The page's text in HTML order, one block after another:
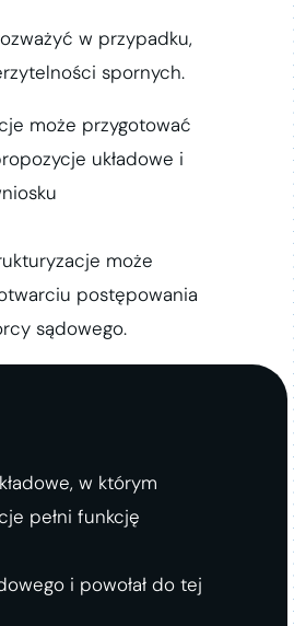
w przypadku,
spornych.
może przygotować
układowe i
może
postępowania
sądowego.
w którym
pełni funkcję
i powołał do tej